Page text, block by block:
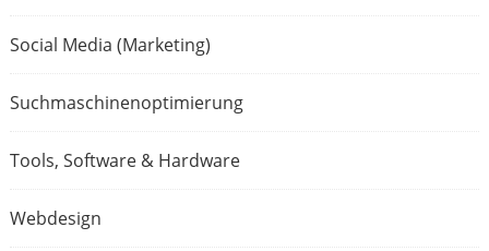
Social Media (Marketing)
Suchmaschinenoptimierung
Tools, Software & Hardware
Webdesign